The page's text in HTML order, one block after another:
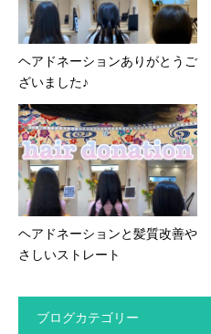
ヘアドネーションありがとうご
ざいました♪
ヘアドネーションと髪質改善や
さしいストレート
ブログカテゴリー